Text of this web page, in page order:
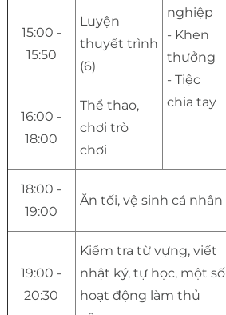
nghiệp
- Khen
thưởng
- Tiệc
chia tay
15:00 -
15:50
Luyện
thuyết trình
(6)
16:00 -
18:00
Thể thao,
chơi trò
chơi
18:00 -
19:00
Ăn tối, vệ sinh cá nhân
19:00 -
20:30
Kiểm tra từ vựng, viết
nhật ký, tự học, một số
hoạt động làm thủ